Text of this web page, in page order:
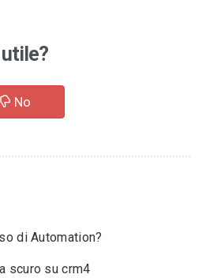
No
di Automation?
scuro su crm4